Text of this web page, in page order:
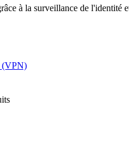
à la surveillance de l'identité
(VPN)